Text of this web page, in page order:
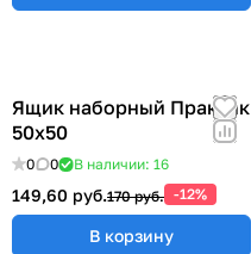
Ящик наборный Практик
50x50
0 0 В наличии: 16
149,60 руб.170 руб. -12%
В корзину